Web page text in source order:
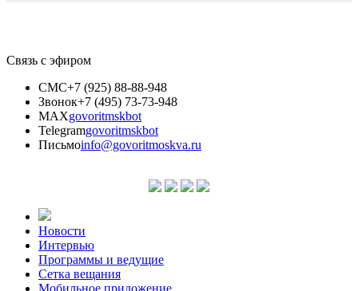
Связь с эфиром
СМС+7 (925) 88-88-948
Звонок+7 (495) 73-73-948
MAXgovoritmskbot
Telegramgovoritmskbot
Письмоinfo@govoritmoskva.ru
Новости
Интервью
Программы и ведущие
Сетка вещания
Мобильное приложение